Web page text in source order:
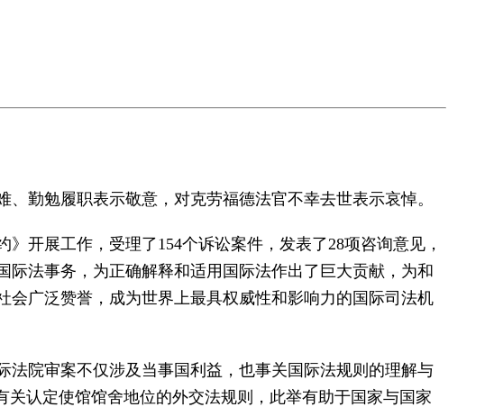
勤勉履职表示敬意，对克劳福德法官不幸去世表示哀悼。
开展工作，受理了154个诉讼案件，发表了28项咨询意见，
法事务，为正确解释和适用国际法作出了巨大贡献，为和
广泛赞誉，成为世界上最具权威性和影响力的国际司法机
院审案不仅涉及当事国利益，也事关国际法规则的理解与
认定使馆馆舍地位的外交法规则，此举有助于国家与国家